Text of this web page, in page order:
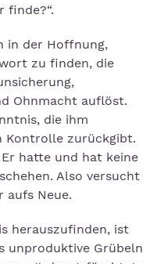
finde?“.
in der Hoffnung,
zu finden, die
Ohnmacht auflöst.
die ihm
Kontrolle zurückgibt.
hatte und hat keine
Also versucht
aufs Neue.
herauszufinden, ist
unproduktive Grübeln